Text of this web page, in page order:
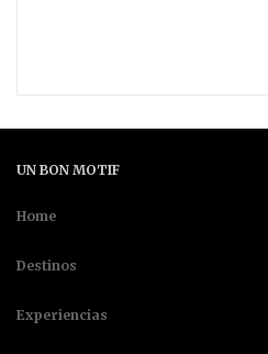
UN BON MOTIF
Home
Destinos
Experiencias